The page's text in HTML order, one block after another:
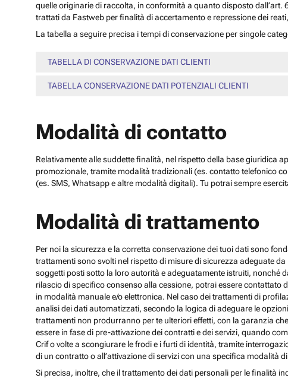
quelle originarie di raccolta, in conformità a quanto disposto
trattati da Fastweb per finalità di accertamento e repressione dei
La tabella a seguire precisa i tempi di conservazione per singole
TABELLA DI CONSERVAZIONE DATI CLIENTI
TABELLA CONSERVAZIONE DATI POTENZIALI CLIENTI
Modalità di contatto
Relativamente alle suddette finalità, nel rispetto della base giuridica
promozionale, tramite modalità tradizionali (es. contatto telefonico
(es. SMS, Whatsapp e altre modalità digitali). Tu potrai sempre
Modalità di trattamento
Per noi la sicurezza e la corretta conservazione dei tuoi dati sono
trattamenti sono svolti nel rispetto di misure di sicurezza adeguate
soggetti posti sotto la loro autorità e adeguatamente istruiti, nonché
rilascio di specifico consenso alla cessione, potrai essere contattato
in modalità manuale e/o elettronica. Nel caso dei trattamenti di
analisi dei dati automatizzati, secondo la logica di adeguare le
trattamenti non produrranno per te ulteriori effetti, con la garanzia
essere in fase di pre-attivazione dei contratti e dei servizi, quando
Crif o volte a scongiurare le frodi e i furti di identità, tramite
di un contratto o all’attivazione di servizi con una specifica modalità
Si precisa, inoltre, che il trattamento dei dati personali per le finalità